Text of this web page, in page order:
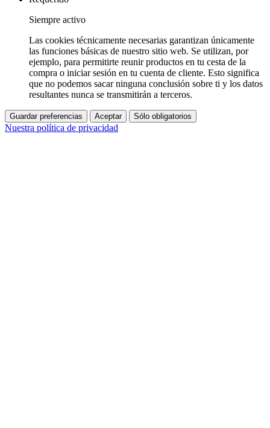
Siempre activo
Las cookies técnicamente necesarias garantizan únicamente
las funciones básicas de nuestro sitio web. Se utilizan, por
ejemplo, para permitirte reunir productos en tu cesta de la
compra o iniciar sesión en tu cuenta de cliente. Esto significa
que no podemos sacar ninguna conclusión sobre ti y los datos
resultantes nunca se transmitirán a terceros.
Guardar preferencias Aceptar Sólo obligatorios
Nuestra política de privacidad